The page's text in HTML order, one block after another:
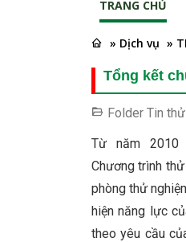
TRANG CHỦ
» Dịch vụ »
Tổng kết
Folder Tin
Từ năm
Chương trình
phòng thử
hiện năng lực
theo yêu cầu